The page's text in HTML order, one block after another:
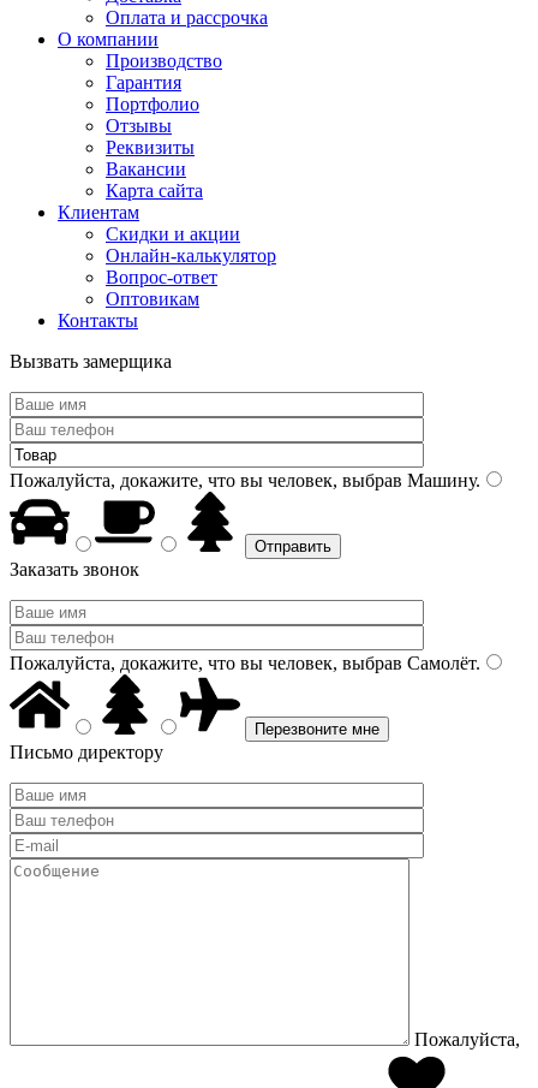
Оплата и рассрочка
О компании
Производство
Гарантия
Портфолио
Отзывы
Реквизиты
Вакансии
Карта сайта
Клиентам
Скидки и акции
Онлайн-калькулятор
Вопрос-ответ
Оптовикам
Контакты
Вызвать замерщика
Пожалуйста, докажите, что вы человек, выбрав Машину.
Заказать звонок
Пожалуйста, докажите, что вы человек, выбрав Самолёт.
Письмо директору
Пожалуйста,